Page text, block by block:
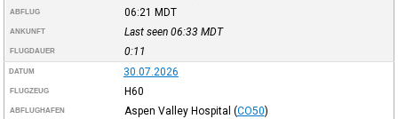
ABFLUG 06:21 MDT
ANKUNFT Last seen 06:33 MDT
FLUGDAUER 0:11
DATUM 30.07.2026
FLUGZEUG H60
ABFLUGHAFEN Aspen Valley Hospital (CO50)